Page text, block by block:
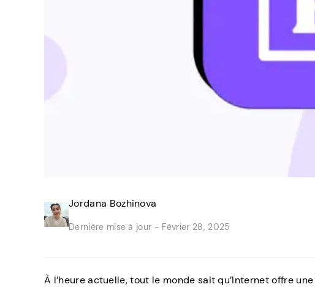
Jordana Bozhinova
Dernière mise à jour - Février 28, 2025
À l’heure actuelle, tout le monde sait qu’Internet offre